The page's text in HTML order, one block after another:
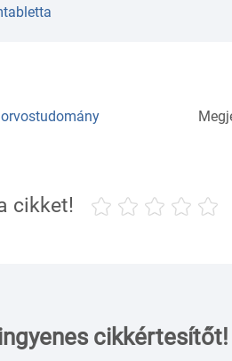
cikket!
cikkértesítőt!